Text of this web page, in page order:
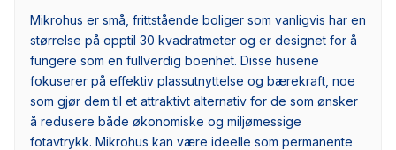
Mikrohus er små, frittstående boliger som vanligvis har en
størrelse på opptil 30 kvadratmeter og er designet for å
fungere som en fullverdig boenhet. Disse husene
fokuserer på effektiv plassutnyttelse og bærekraft, noe
som gjør dem til et attraktivt alternativ for de som ønsker
å redusere både økonomiske og miljømessige
fotavtrykk. Mikrohus kan være ideelle som permanente